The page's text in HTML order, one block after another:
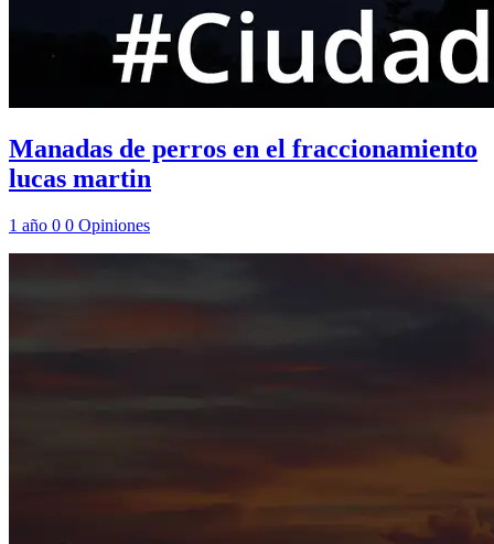
Manadas de perros en el fraccionamiento
lucas martin
1 año 0 0 Opiniones